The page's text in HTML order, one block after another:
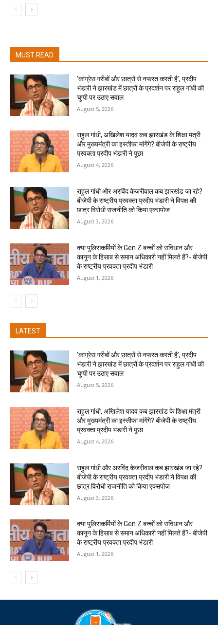
MUST READ
‘कांग्रेस गरीबों और छात्रों से नफरत करती है’, प्रदीप
भंडारी ने झारखंड में छात्रों के प्रदर्शन पर राहुल गांधी की
चुप्पी पर उठाए सवाल
August 5, 2026
राहुल गांधी, अखिलेश यादव कब झारखंड के शिक्षा मंत्री
और मुख्यमंत्री का इस्तीफा मांगेंगे? बीजेपी के राष्ट्रीय
प्रवक्ता प्रदीप भंडारी ने पूछा
August 4, 2026
राहुल गांधी और अरविंद केजरीवाल कब झारखंड जा रहे?
बीजेपी के राष्ट्रीय प्रवक्ता प्रदीप भंडारी ने विपक्ष की
छात्र विरोधी राजनीति को किया एक्सपोज
August 3, 2026
क्या पुलिसकर्मियों के Gen Z बच्चों को संविधान और
कानून के हिसाब से समान अधिकारी नहीं मिलते हैं?- बीजेपी
के राष्ट्रीय प्रवक्ता प्रदीप भंडारी
August 1, 2026
LATEST
‘कांग्रेस गरीबों और छात्रों से नफरत करती है’, प्रदीप
भंडारी ने झारखंड में छात्रों के प्रदर्शन पर राहुल गांधी की
चुप्पी पर उठाए सवाल
August 5, 2026
राहुल गांधी, अखिलेश यादव कब झारखंड के शिक्षा मंत्री
और मुख्यमंत्री का इस्तीफा मांगेंगे? बीजेपी के राष्ट्रीय
प्रवक्ता प्रदीप भंडारी ने पूछा
August 4, 2026
राहुल गांधी और अरविंद केजरीवाल कब झारखंड जा रहे?
बीजेपी के राष्ट्रीय प्रवक्ता प्रदीप भंडारी ने विपक्ष की
छात्र विरोधी राजनीति को किया एक्सपोज
August 3, 2026
क्या पुलिसकर्मियों के Gen Z बच्चों को संविधान और
कानून के हिसाब से समान अधिकारी नहीं मिलते हैं?- बीजेपी
के राष्ट्रीय प्रवक्ता प्रदीप भंडारी
August 1, 2026